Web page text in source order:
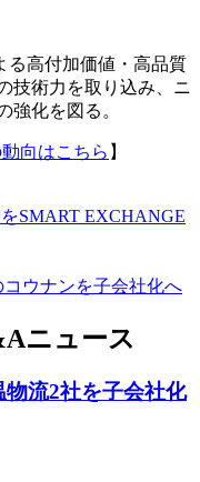
る高付加価値・高品質
技術力を取り込み、ニ
強化を図る。
向はこちら 】
SMART EXCHANGE
ウナンを子会社化へ
ニュース
流2社を子会社化